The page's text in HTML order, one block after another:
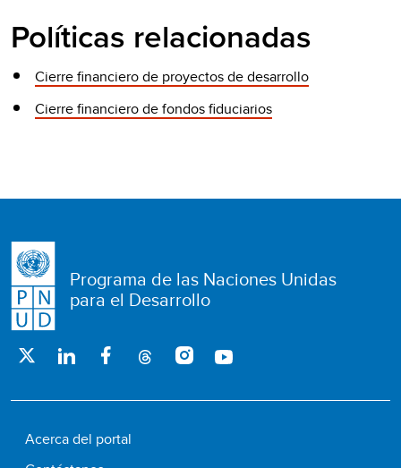
Políticas relacionadas
Cierre financiero de proyectos de desarrollo
Cierre financiero de fondos fiduciarios
Programa de las Naciones Unidas
para el Desarrollo
Acerca del portal